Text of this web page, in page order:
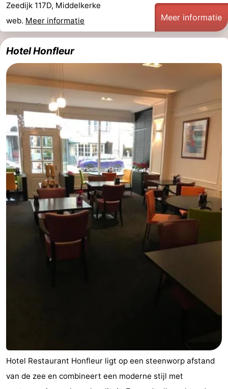
Gent
-
Ieper
De
Kust
-
Natuur
Het
Zwin
-
Knokke-
Heist
Zeebrugge
-
Blankenberge
-
Wenduine
De
-
De
-
Zeedijk 117D, Middelkerke
web. Meer informatie Meer informatie
Hotel Honfleur
Hotel Restaurant Honfleur ligt op een steenworp afstand
van de zee en combineert een moderne stijl met